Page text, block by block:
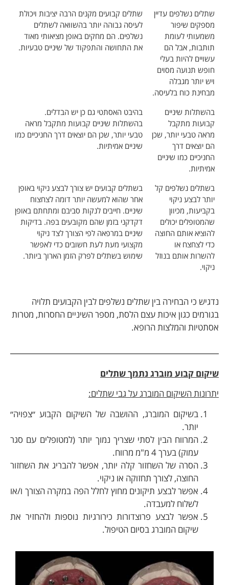
שתלים נשלפים עדיין
מספקים שיפור
משמעותי לעומת
תותבות, אבל הם
עשויים להיות בעלי
חופש תנועה מסוים
ויש יותר מגבלה
מבחינת כוח בלעיסה.
שתלים קבועים מקנים הרבה יציבות ויכולת
לעיסה גבוהה יותר בהשוואה לשתלים
נשלפים. הם מחקים באופן מציאותי מאוד
את התחושה והתפקוד של שיניים טבעיות.
בהשתלות שיניים
קבועות מתקבל
מראה טבעי יותר, שכן
הם יוצאים דרך
החניכיים כמו שיניים
אמיתיות.
בהיבט האסתטי גם כן יש הבדלים.
בהשתלות שיניים קבועות מתקבל מראה
טבעי יותר, שכן הם יוצאים דרך החניכיים כמו
שיניים אמיתיות.
בשתלים נשלפים קל
יותר לבצע ניקוי
בקביעות, מכיוון
שהמטופלים יכולים
להוציא אותם החוצה
כדי לצחצח או
להשרות אותם בנוזל
ניקוי.
בשתלים קבועים יש צורך לבצע ניקוי באופן
אחר שהוא למעשה יותר דומה לצחצוח
שיניים. חייבים לנקות סביבם ומתחתם באופן
דקדקני בזמן שהם מקובעים בפה. בדיקות
שיניים במרפאה לפי הצורך לצד ניקוי
מקצועי מעת לעת חשובים כדי לאפשר
שימוש בשתלים לפרק הזמן הארוך ביותר.
נדגיש כי הבחירה בין שתלים נשלפים לבין הקבועים תלויה
בגורמים כגון איכות עצם הלסת, מספר השיניים החסרות, מטרות
אסתטיות והמלצות הרופא.
שיקום קבוע מוברג נתמךשתלים
יתרונות השיקום המוברג על גבי שתלים:
בשיקום המוברג, ההושבה של השיקום הקבוע ״צפויה״
יותר.
המרווח הבין לסתי שצריך נמוך יותר (למטופלים עם סגר
עמוק) בערך 4 מ"מ מרווח.
הסרה של השחזור קלה יותר, אפשר להבריג את השחזור
החוצה, לצורך תחזוקה או ניקוי.
אפשר לבצע תיקונים מחוץ לחלל הפה במקרה הצורך ו/או
לשלוח למעבדה.
אפשר לבצע פרוצדורות כירורגיות נוספות ולהחזיר את
שיקום המוברג בסיום הטיפול.